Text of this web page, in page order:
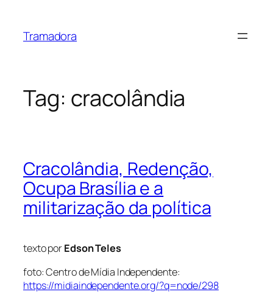
content
Tramadora
Tag: cracolândia
Cracolândia, Redenção,
Ocupa Brasília e a
militarização da política
texto porEdson Teles
foto: Centro de Mídia Independente:
https://midiaindependente.org/?q=node/298